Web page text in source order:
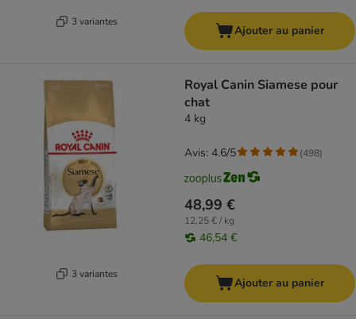
3 variantes
Ajouter au panier
3 variantes
Royal Canin Siamese pour
chat
4 kg
48,99 €
12,25 € / kg
46,54 €
Avis: 4.6/5 (498)
Ajouter au panier